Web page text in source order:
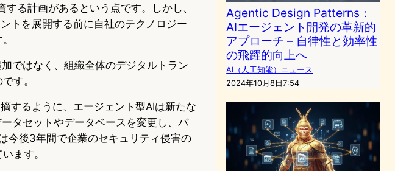
る計画があるという点です。しかし、
トを展開する前に自社のテクノロジー
ではなく、組織全体のデジタルトラン
す。
するように、エージェント型AIは新たな
タセットやデータベースを変更し、バ
今後3年間で企業のセキュリティ侵害の
ます。
Agentic Design Patterns：
AIエージェント開発の革新的
アプローチ – 自律性と効率性
の飛躍的向上へ
AI（人工知能）ニュース
2024年10月8日7:54